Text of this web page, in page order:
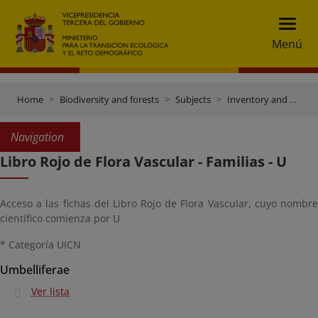
Menú
Home Biodiversity and forests Subjects Inventory and data gateway
Navigation
Libro Rojo de Flora Vascular - Familias - U
Acceso a las fichas del Libro Rojo de Flora Vascular, cuyo nombre
científico comienza por U
* Categoría UICN
Umbelliferae
Ver lista